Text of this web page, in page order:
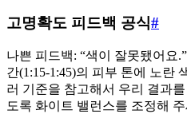
고명확도 피드백 공식#
나쁜 피드백: “색이 잘못됐어요
간(1:15-1:45)의 피부 톤에 노란
러 기준을 참고해서 우리 결과
도록 화이트 밸런스를 조정해